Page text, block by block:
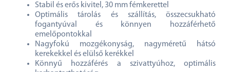
Stabil és erős kivitel, 30 mm fémkerettel
Optimális tárolás és szállítás, összecsukható
fogantyúval és könnyen hozzáférhető
emelőpontokkal
Nagyfokú mozgékonyság, nagyméretű hátsó
kerekekkel és elülső kerékkel
Könnyű hozzáférés a szivattyúhoz, optimális